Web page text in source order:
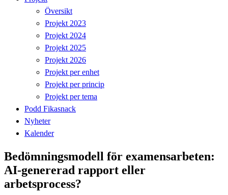
Översikt
Projekt 2023
Projekt 2024
Projekt 2025
Projekt 2026
Projekt per enhet
Projekt per princip
Projekt per tema
Podd Fikasnack
Nyheter
Kalender
Bedömningsmodell för examensarbeten:
AI-genererad rapport eller
arbetsprocess?